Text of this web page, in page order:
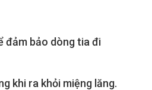
đảm bảo dòng tia đi
khi ra khỏi miệng lăng.